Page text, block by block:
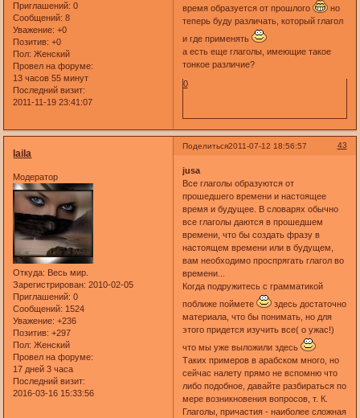
Приглашений: 0
Сообщений: 8
Уважение: +0
Позитив: +0
Пол: Женский
Провел на форуме:
13 часов 55 минут
Последний визит:
2011-11-19 23:41:07
время образуется от прошлого
но
теперь буду различать, который глагол
и где применять
а есть еще глаголы, имеющие такое
тонкое различие?
0
Поделиться 43
2011-07-12 18:56:57
laila
Модератор
Откуда: Весь мир.
Зарегистрирован: 2010-02-05
Приглашений: 0
Сообщений: 1524
Уважение: +236
Позитив: +297
Пол: Женский
Провел на форуме:
17 дней 3 часа
Последний визит:
2016-03-16 15:33:56
jusa
Все глаголы образуются от
прошедшего времени и настоящее
время и будущее. В словарях обычно
все глаголы даются в прошедшем
времени, что бы создать фразу в
настоящем времени или в будущем,
вам необходимо проспрягать глагол во
времени...
Когда подружитесь с грамматикой
поближе поймете
здесь достаточно
материала, что бы понимать, но для
этого придется изучить все( о ужас!)
что мы уже выложили здесь
Таких примеров в арабском много, но
сейчас налету прямо не вспомню что
либо подобное, давайте разбираться по
мере возникновения вопросов, т. К.
Глаголы, причастия - наиболее сложная